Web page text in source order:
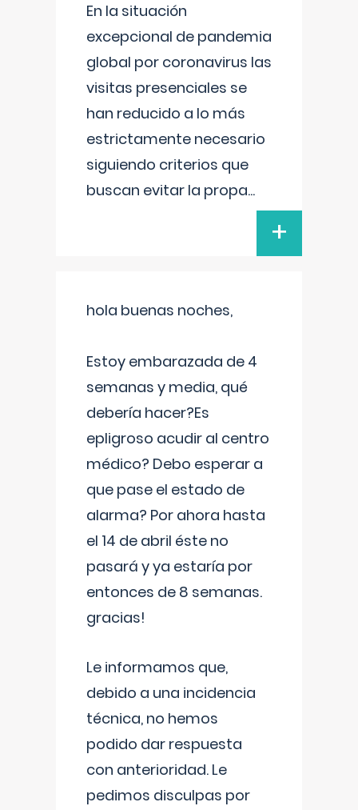
En la situación
excepcional de pandemia
global por coronavirus las
visitas presenciales se
han reducido a lo más
estrictamente necesario
siguiendo criterios que
buscan evitar la propa...
+
hola buenas noches,
Estoy embarazada de 4
semanas y media, qué
debería hacer?Es
epligroso acudir al centro
médico? Debo esperar a
que pase el estado de
alarma? Por ahora hasta
el 14 de abril éste no
pasará y ya estaría por
entonces de 8 semanas.
gracias!
Le informamos que,
debido a una incidencia
técnica, no hemos
podido dar respuesta
con anterioridad. Le
pedimos disculpas por